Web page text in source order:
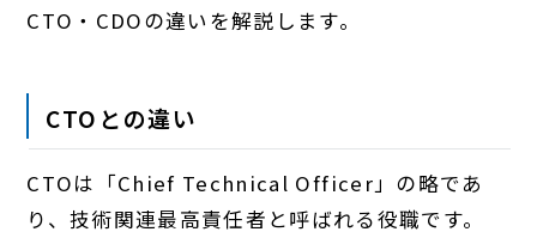
CTO・CDOの違いを解説します。
CTOとの違い
CTOは「Chief Technical Officer」の略であ
り、技術関連最高責任者と呼ばれる役職です。